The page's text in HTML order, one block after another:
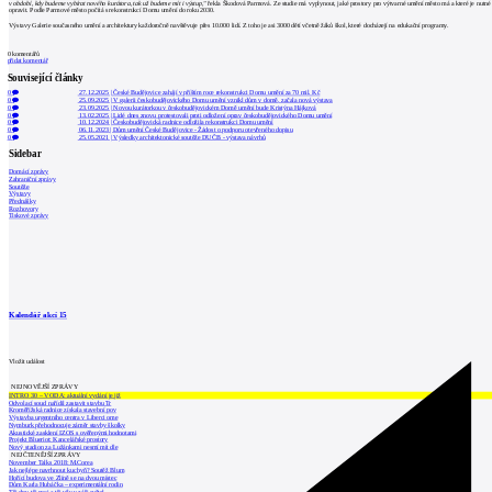
v období, kdy budeme vybírat nového kurátora, tak už budeme mít i výstup,"řekla Škodová Parmová. Ze studie má vyplynout, jaké prostory pro výtvarné umění město má a které je nutné
opravit. Podle Parmové město počítá s rekonstrukcí Domu umění do roku 2030.
Výstavy Galerie současného umění a architektury každoročně navštěvuje přes 10.000 lidí. Z toho je asi 3000 dětí včetně žáků škol, které docházejí na edukační programy.
0komentářů
přidat komentář
Související články
0 27.12.2025 |České Budějovice zahájí v příštím roce rekonstrukci Domu umění za 70 mil. Kč
0
25.09.2025 |V galerii českobudějovického Domu umění vznikl dům v domě, začala nová výstava
0
23.09.2025 |Novou kurátorkou v českobudějovickém Domě umění bude Kristýna Hájková
0
13.02.2025 |Lidé dnes znovu protestovali proti odložení oprav českobudějovického Domu umění
0
10.12.2024 |Českobudějovická radnice odložila rekonstrukci Domu umění
0
06.11.2023| Dům umění České Budějovice - Žádost o podporu otevřeného dopisu
0
25.05.2021 |Výsledky architektonické soutěže DUČB - výstava návrhů
Sidebar
Domácí zprávy
Zahraniční zprávy
Soutěže
Výstavy
Přednášky
Rozhovory
Tiskové zprávy
Kalendář akcí 15
Vložit událost
NEJNOVĚJŠÍ ZPRÁVY
INTRO 30 – VODA: aktuální vydání je již
Odvolací soud nařídil zastavit stavbu Tr
Kroměřížská radnice získala stavební pov
Výstavba urgentního centra v Liberci ome
Nymburk přehodnocuje záměr stavby školky
Akustické zasklení IZOS s ověřenými hodnotami
Projekt Blueriot: Kancelářské prostory
Nový stadion za Lužánkami nesmí mít dle
NEJČTENĚJŠÍ ZPRÁVY
November Talks 2018: M.Corea
Jak nejlépe navrhnout kuchyň? Soutěž Blum
Hořící budova ve Zlíně se na dvou místec
Dům Karla Hubáčka – experimentální rodin